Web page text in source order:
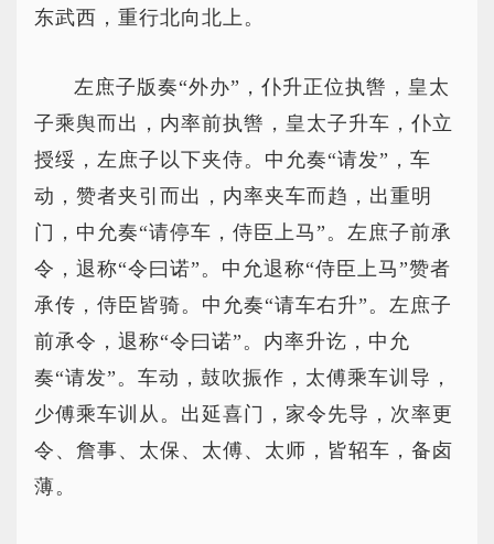
东武西，重行北向北上。
左庶子版奏“外办”，仆升正位执辔，皇太
子乘舆而出，内率前执辔，皇太子升车，仆立
授绥，左庶子以下夹侍。中允奏“请发”，车
动，赞者夹引而出，内率夹车而趋，出重明
门，中允奏“请停车，侍臣上马”。左庶子前承
令，退称“令曰诺”。中允退称“侍臣上马”赞者
承传，侍臣皆骑。中允奏“请车右升”。左庶子
前承令，退称“令曰诺”。内率升讫，中允
奏“请发”。车动，鼓吹振作，太傅乘车训导，
少傅乘车训从。出延喜门，家令先导，次率更
令、詹事、太保、太傅、太师，皆轺车，备卤
薄。